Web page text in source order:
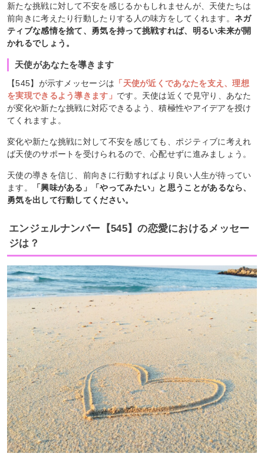
新たな挑戦に対して不安を感じるかもしれませんが、天使たちは
前向きに考えたり行動したりする人の味方をしてくれます。ネガ
ティブな感情を捨て、勇気を持って挑戦すれば、明るい未来が開
かれるでしょう。
天使があなたを導きます
【545】が示すメッセージは 「天使が近くであなたを支え、理想
を実現できるよう導きます」 です。天使は近くで見守り、あなた
が変化や新たな挑戦に対応できるよう、積極性やアイデアを授け
てくれますよ。
変化や新たな挑戦に対して不安を感じても、ポジティブに考えれ
ば天使のサポートを受けられるので、心配せずに進みましょう。
天使の導きを信じ、前向きに行動すればより良い人生が待ってい
ます。
「興味がある」「やってみたい」と思うことがあるなら、
勇気を出して行動してください。
エンジェルナンバー【545】の恋愛におけるメッセー
ジは？